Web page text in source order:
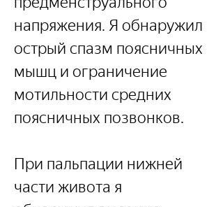
напряжения. Я обнаружил
острый спазм поясничных
мышц и ограничение
мотильности средних
поясничных позвонков.
При пальпации нижней
части живота я